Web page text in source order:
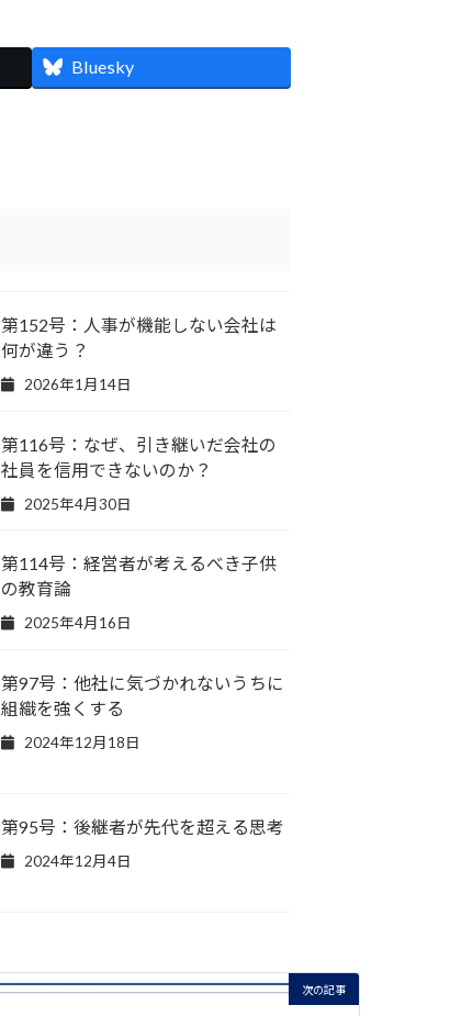
Bluesky
第152号：人事が機能しない会社は
何が違う？
2026年1月14日
第116号：なぜ、引き継いだ会社の
社員を信用できないのか？
2025年4月30日
第114号：経営者が考えるべき子供
の教育論
2025年4月16日
第97号：他社に気づかれないうちに
組織を強くする
2024年12月18日
第95号：後継者が先代を超える思考
2024年12月4日
次の記事